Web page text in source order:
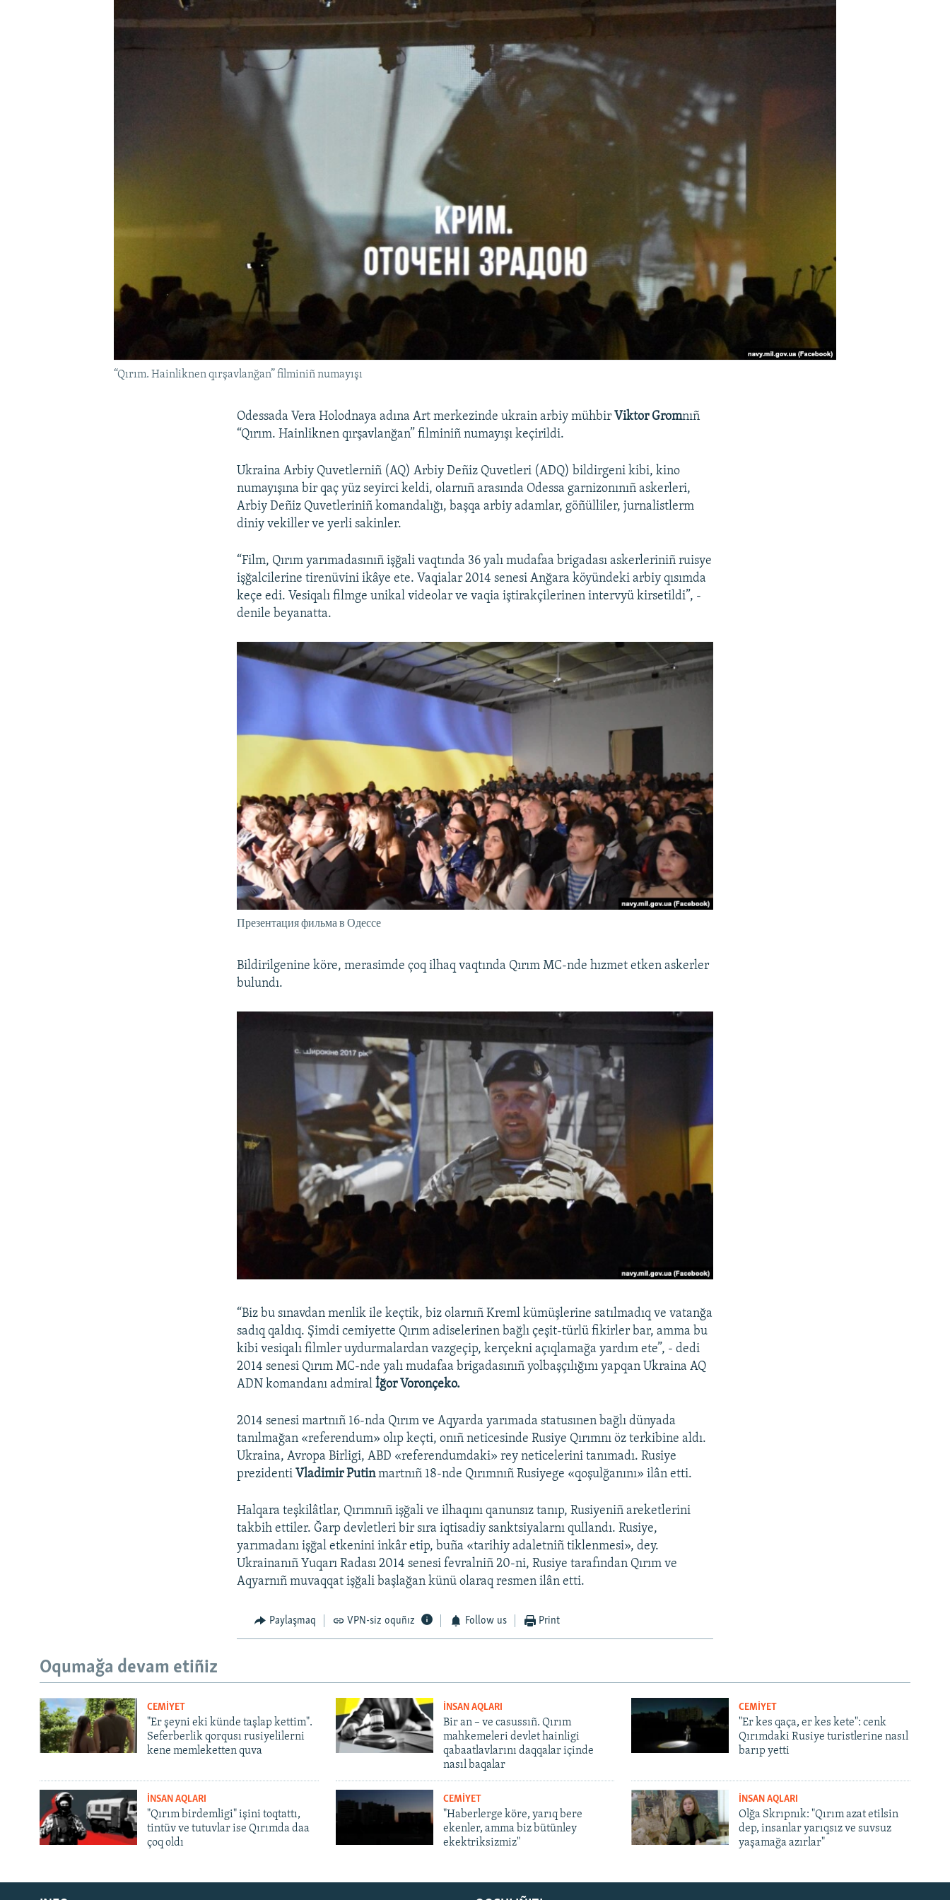
Русский
“Qırım. Hainliknen qırşavlanğan” filminiñ numayışı
Odessada Vera Holodnaya adına Art merkezinde ukrain arbiy mühbir Viktor Gromnıñ
“Qırım. Hainliknen qırşavlanğan” filminiñ numayışı keçirildi.
Ukraina Arbiy Quvetlerniñ (AQ) Arbiy Deñiz Quvetleri (ADQ) bildirgeni kibi, kino
numayışına bir qaç yüz seyirci keldi, olarnıñ arasında Odessa garnizonınıñ askerleri,
Arbiy Deñiz Quvetleriniñ komandalığı, başqa arbiy adamlar, göñülliler, jurnalistlerm
diniy vekiller ve yerli sakinler.
“Film, Qırım yarımadasınıñ işğali vaqtında 36 yalı mudafaa brigadası askerleriniñ ruisye
işğalcilerine tirenüvini ikâye ete. Vaqialar 2014 senesi Anğara köyündeki arbiy qısımda
keçe edi. Vesiqalı filmge unikal videolar ve vaqia iştirakçilerinen intervyü kirsetildi”, -
denile beyanatta.
Презентация фильма в Одессе
Bildirilgenine köre, merasimde çoq ilhaq vaqtında Qırım MC-nde hızmet etken askerler
bulundı.
“Biz bu sınavdan menlik ile keçtik, biz olarnıñ Kreml kümüşlerine satılmadıq ve vatanğa
sadıq qaldıq. Şimdi cemiyette Qırım adiselerinen bağlı çeşit-türlü fikirler bar, amma bu
kibi vesiqalı filmler uydurmalardan vazgeçip, kerçekni açıqlamağa yardım ete”, - dedi
2014 senesi Qırım MC-nde yalı mudafaa brigadasınıñ yolbaşçılığını yapqan Ukraina AQ
ADN komandanı admiralİğor Voronçeko.
2014 senesi martnıñ 16-nda Qırım ve Aqyarda yarımada statusınen bağlı dünyada
tanılmağan «referendum» olıp keçti, onıñ neticesinde Rusiye Qırımnı öz terkibine aldı.
Ukraina, Avropa Birligi, ABD «referendumdaki» rey neticelerini tanımadı. Rusiye
prezidenti Vladimir Putinmartnıñ 18-nde Qırımnıñ Rusiyege «qoşulğanını» ilân etti.
Halqara teşkilâtlar, Qırımnıñ işğali ve ilhaqını qanunsız tanıp, Rusiyeniñ areketlerini
takbih ettiler. Ğarp devletleri bir sıra iqtisadiy sanktsiyalarnı qullandı. Rusiye,
yarımadanı işğal etkenini inkâr etip, buña «tarihiy adaletniñ tiklenmesi», dey.
Ukrainanıñ Yuqarı Radası 2014 senesi fevralniñ 20-ni, Rusiye tarafından Qırım ve
Aqyarnıñ muvaqqat işğali başlağan künü olaraq resmen ilân etti.
Paylaşmaq VPN-siz oquñız Follow us Print
Oqumağa devam etiñiz
CEMİYET
"Er şeyni eki künde taşlap kettim".
Seferberlik qorqusı rusiyelilerni
kene memleketten quva
İNSAN AQLARI
Bir an – ve casussıñ. Qırım
mahkemeleri devlet hainligi
qabaatlavlarını daqqalar içinde
nasıl baqalar
CEMİYET
"Er kes qaça, er kes kete": cenk
Qırımdaki Rusiye turistlerine nasıl
barıp yetti
İNSAN AQLARI
"Qırım birdemligi" işini toqtattı,
tintüv ve tutuvlar ise Qırımda daa
çoq oldı
CEMİYET
"Haberlerge köre, yarıq bere
ekenler, amma biz bütünley
ekektriksizmiz"
İNSAN AQLARI
Olğa Skrıpnık: "Qırım azat etilsin
dep, insanlar yarıqsız ve suvsuz
yaşamağa azırlar"